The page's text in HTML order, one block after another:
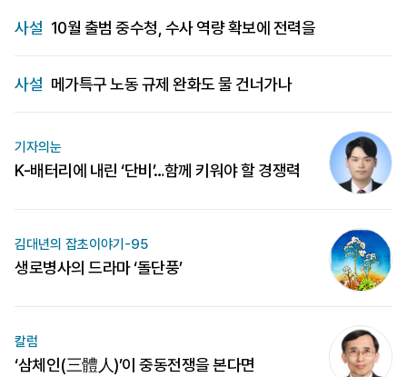
사설 10월 출범 중수청, 수사 역량 확보에 전력을
사설 메가특구 노동 규제 완화도 물 건너가나
기자의눈
K-배터리에 내린 ‘단비’…함께 키워야 할 경쟁력
김대년의 잡초이야기-95
생로병사의 드라마 ‘돌단풍’
칼럼
‘삼체인(三體人)’이 중동전쟁을 본다면